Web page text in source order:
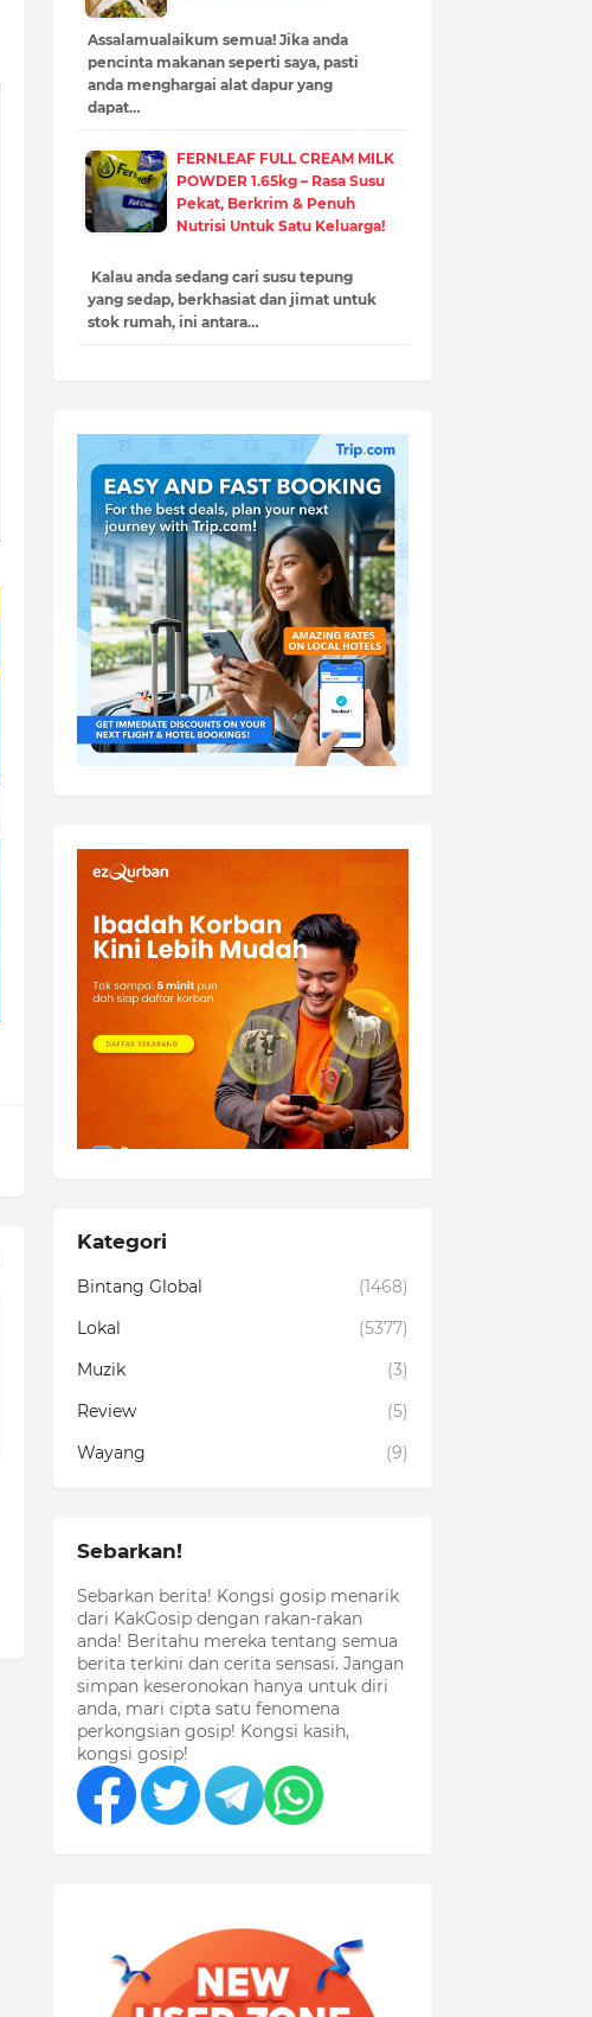
Assalamualaikum semua! Jika anda
pencinta makanan seperti saya, pasti
anda menghargai alat dapur yang
dapat…
FERNLEAF FULL CREAM MILK
POWDER 1.65kg – Rasa Susu
Pekat, Berkrim & Penuh
Nutrisi Untuk Satu Keluarga!
Kalau anda sedang cari susu tepung
yang sedap, berkhasiat dan jimat untuk
stok rumah, ini antara…
Kategori
Bintang Global
(1468)
Lokal
(5377)
Muzik
(3)
Review
(5)
Wayang
(9)
Sebarkan!
Sebarkan berita! Kongsi gosip menarik
dari KakGosip dengan rakan-rakan
anda! Beritahu mereka tentang semua
berita terkini dan cerita sensasi. Jangan
simpan keseronokan hanya untuk diri
anda, mari cipta satu fenomena
perkongsian gosip! Kongsi kasih,
kongsi gosip!